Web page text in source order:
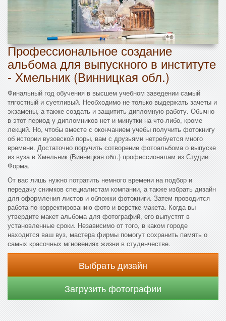
Профессиональное создание
альбома для выпускного в институте
- Хмельник (Винницкая обл.)
Финальный год обучения в высшем учебном заведении самый
тягостный и суетливый. Необходимо не только выдержать зачеты и
экзамены, а также создать и защитить дипломную работу. Обычно
в этот период у дипломников нет и минутки на что-либо, кроме
лекций. Но, чтобы вместе с окончанием учебы получить фотокнигу
об истории вузовской поры, вам с друзьями нетребуется много
времени. Достаточно поручить сотворение фотоальбома о выпуске
из вуза в Хмельник (Винницкая обл.) профессионалам из Студии
Форма.
От вас лишь нужно потратить немного времени на подбор и
передачу снимков специалистам компании, а также избрать дизайн
для оформления листов и обложки фотокниги. Затем проводится
работа по корректированию фото и верстке макета. Когда вы
утвердите макет альбома для фотографий, его выпустят в
установленные сроки. Независимо от того, в каком городе
находится ваш вуз, мастера фирмы помогут сохранить память о
самых красочных мгновениях жизни в студенчестве.
Выбрать дизайн
Загрузить фотографии